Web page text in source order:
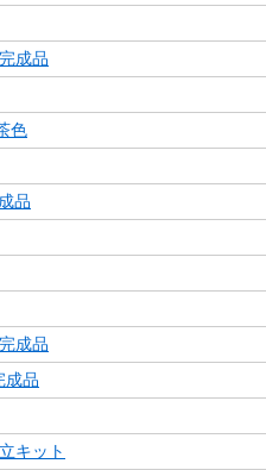
成品
色
品
成品
成品
キット